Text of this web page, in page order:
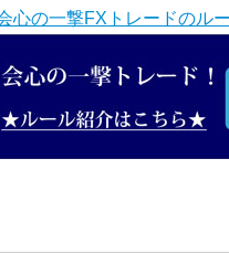
心の一撃FXトレードのル